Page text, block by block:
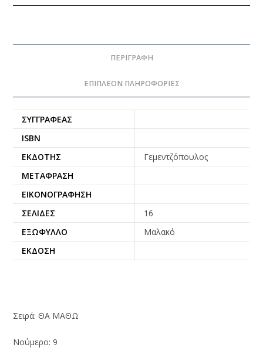
ΠΕΡΙΓΡΑΦΉ
ΕΠΙΠΛΈΟΝ ΠΛΗΡΟΦΟΡΊΕΣ
ΣΥΓΓΡΑΦΈΑΣ
ISBN
ΕΚΔΌΤΗΣ
Γεμεντζόπουλος
ΜΕΤΆΦΡΑΣΗ
ΕΙΚΟΝΟΓΡΆΦΗΣΗ
ΣΕΛΊΔΕΣ
16
ΕΞΏΦΥΛΛΟ
Μαλακό
ΈΚΔΟΣΗ
Σειρά: ΘΑ ΜΑΘΩ
Νούμερο: 9